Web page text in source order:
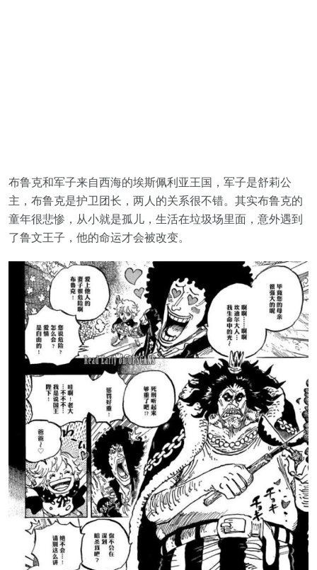
布鲁克和军子来自西海的埃斯佩利亚王国，军子是舒莉公
主，布鲁克是护卫团长，两人的关系很不错。其实布鲁克的
童年很悲惨，从小就是孤儿，生活在垃圾场里面，意外遇到
了鲁文王子，他的命运才会被改变。